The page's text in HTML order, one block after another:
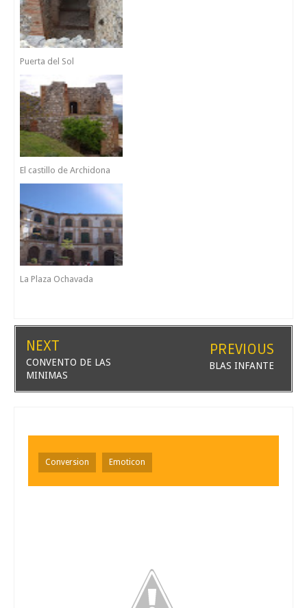
Puerta del Sol
El castillo de Archidona
La Plaza Ochavada
NEXT
CONVENTO DE LAS
MINIMAS
PREVIOUS
BLAS INFANTE
Conversion Emoticon